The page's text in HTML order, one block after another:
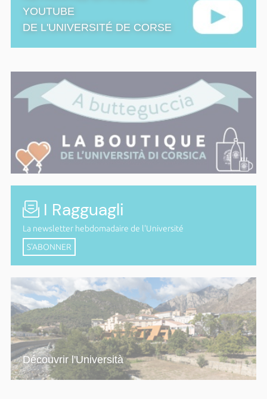
YOUTUBE
DE L'UNIVERSITÉ DE CORSE
I Ragguagli
La newsletter hebdomadaire de l'Université
S'ABONNER
Découvrir l'Università